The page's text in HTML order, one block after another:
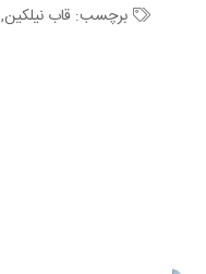
برچسب: قاب نیلکین,